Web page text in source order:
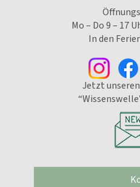
Mo – Do 9 – 17
In den
Jetzt